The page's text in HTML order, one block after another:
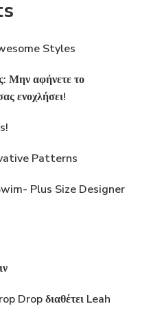
Styles
Μην αφήνετε το
ενοχλήσει!
Patterns
Plus Size Designer
Drop διαθέτει Leah